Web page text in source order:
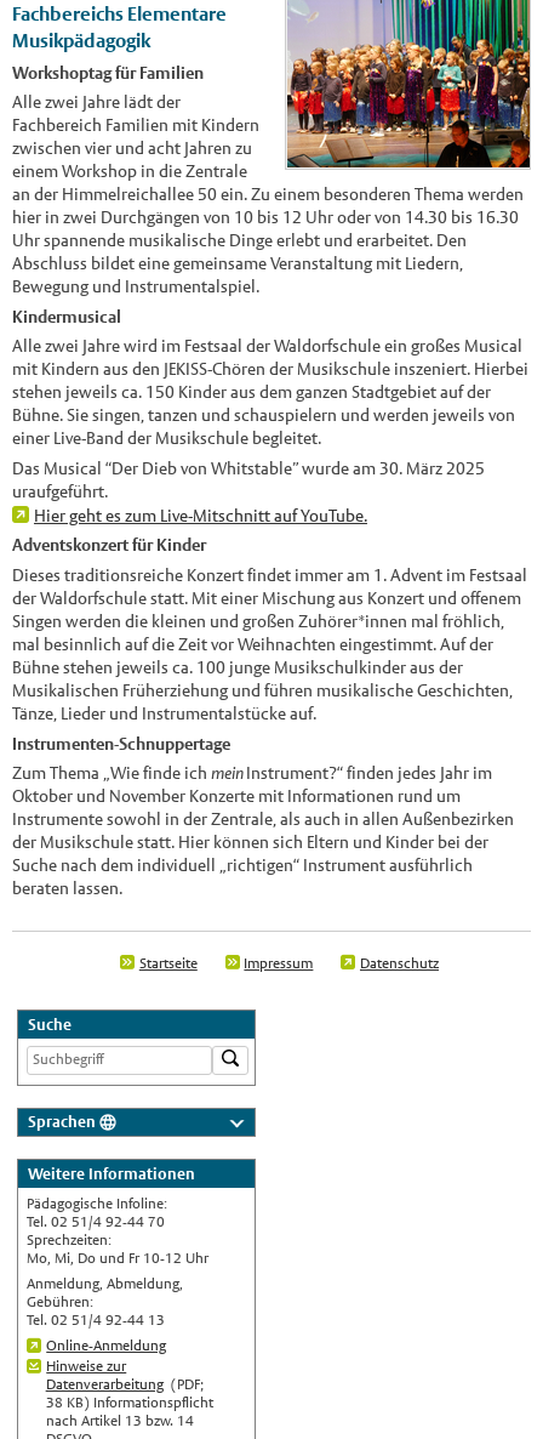
Fachbereichs Elementare
Musikpädagogik
Workshoptag für Familien
Alle zwei Jahre lädt der
Fachbereich Familien mit Kindern
zwischen vier und acht Jahren zu
einem Workshop in die Zentrale
an der Himmelreichallee 50 ein. Zu einem besonderen Thema werden
hier in zwei Durchgängen von 10 bis 12 Uhr oder von 14.30 bis 16.30
Uhr spannende musikalische Dinge erlebt und erarbeitet. Den
Abschluss bildet eine gemeinsame Veranstaltung mit Liedern,
Bewegung und Instrumentalspiel.
Kindermusical
Alle zwei Jahre wird im Festsaal der Waldorfschule ein großes Musical
mit Kindern aus den JEKISS-Chören der Musikschule inszeniert. Hierbei
stehen jeweils ca. 150 Kinder aus dem ganzen Stadtgebiet auf der
Bühne. Sie singen, tanzen und schauspielern und werden jeweils von
einer Live-Band der Musikschule begleitet.
Das Musical “Der Dieb von Whitstable” wurde am 30. März 2025
uraufgeführt.
Hier geht es zum Live-Mitschnitt auf YouTube.
Adventskonzert für Kinder
Dieses traditionsreiche Konzert findet immer am 1. Advent im Festsaal
der Waldorfschule statt. Mit einer Mischung aus Konzert und offenem
Singen werden die kleinen und großen Zuhörer*innen mal fröhlich,
mal besinnlich auf die Zeit vor Weihnachten eingestimmt. Auf der
Bühne stehen jeweils ca. 100 junge Musikschulkinder aus der
Musikalischen Früherziehung und führen musikalische Geschichten,
Tänze, Lieder und Instrumentalstücke auf.
Instrumenten-Schnuppertage
Zum Thema „Wie finde ich meinInstrument?“ finden jedes Jahr im
Oktober und November Konzerte mit Informationen rund um
Instrumente sowohl in der Zentrale, als auch in allen Außenbezirken
der Musikschule statt. Hier können sich Eltern und Kinder bei der
Suche nach dem individuell „richtigen“ Instrument ausführlich
beraten lassen.
Startseite Impressum Datenschutz
Suche
Sprachen
Nederlands
English
Українська
Türkçe
اللغة العربية
Français
Español
Weitere Informationen
Pädagogische Infoline:
Tel. 02 51/4 92-44 70
Sprechzeiten:
Mo, Mi, Do und Fr 10-12 Uhr
Anmeldung, Abmeldung,
Gebühren:
Tel. 02 51/4 92-44 13
Online-Anmeldung
Hinweise zur
Datenverarbeitung (PDF;
38 KB) Informationspflicht
nach Artikel 13 bzw. 14